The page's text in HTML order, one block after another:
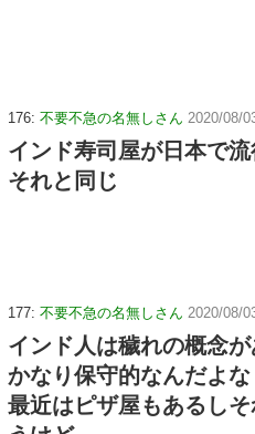
176: 不要不急の名無しさん 2020/08/
インド寿司屋が日本で
それと同じ
177: 不要不急の名無しさん 2020/08/
インド人は穢れの概念
かなり保守的なんだよな
最近はピザ屋もあるし